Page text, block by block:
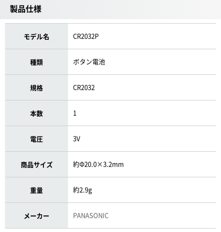
製品仕様
モデル名 CR2032P
種類 ボタン電池
規格 CR2032
本数 1
電圧 3V
商品サイズ 約Φ20.0×3.2mm
重量 約2.9g
メーカー PANASONIC